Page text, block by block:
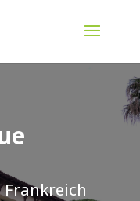
Frankreich